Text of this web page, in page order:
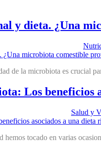
y dieta. ¿Una
de la microbiota es crucial
Los beneficios
Salud y
tocado en varias